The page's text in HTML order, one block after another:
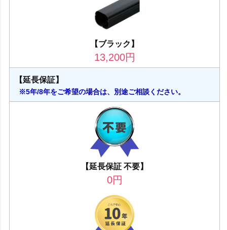
【ブラック】
13,200円
【延長保証】
※5年/8年をご希望の場合は、別途ご相談ください。
【延長保証 不要】
0円